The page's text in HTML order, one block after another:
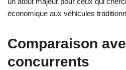
économique aux véhicules
Comparaison
concurrents